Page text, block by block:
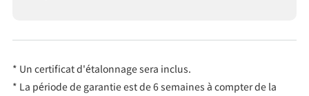
* Un certificat d'étalonnage sera inclus.
* La période de garantie est de 6 semaines à compter de la